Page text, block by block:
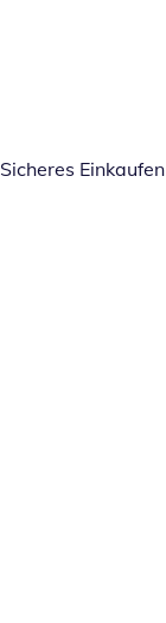
Sicheres Einkaufen